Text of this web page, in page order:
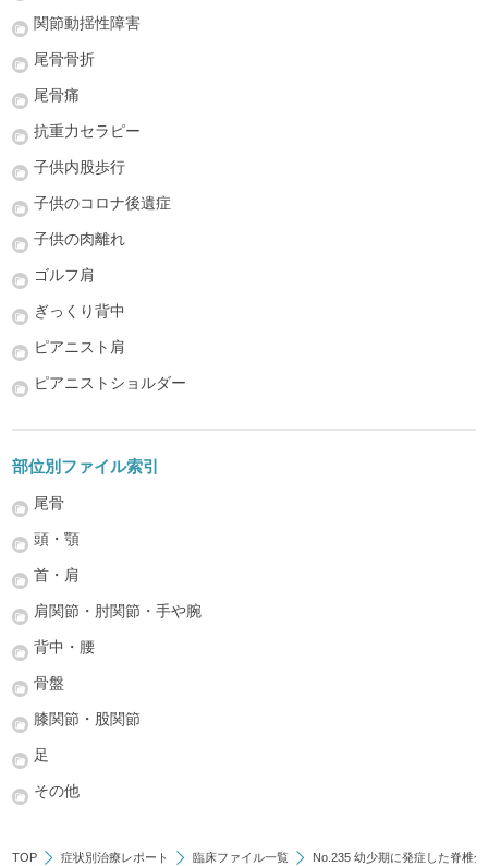
関節動揺性障害
尾骨骨折
尾骨痛
抗重力セラピー
子供内股歩行
子供のコロナ後遺症
子供の肉離れ
ゴルフ肩
ぎっくり背中
ピアニスト肩
ピアニストショルダー
部位別ファイル索引
尾骨
頭・顎
首・肩
肩関節・肘関節・手や腕
背中・腰
骨盤
膝関節・股関節
足
その他
TOP 症状別治療レポート 臨床ファイル一覧 No.235 幼少期に発症した脊